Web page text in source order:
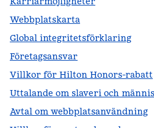
Webbplatskarta
Global integritetsförklaring
Företagsansvar
Villkor för Hilton Honors-rabatt
Uttalande om slaveri och
Avtal om webbplatsanvändning